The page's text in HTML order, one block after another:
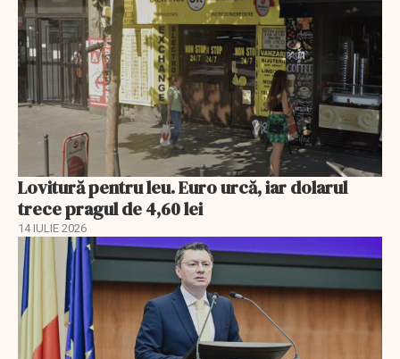
Lovitură pentru leu. Euro urcă, iar dolarul
trece pragul de 4,60 lei
14 IULIE 2026